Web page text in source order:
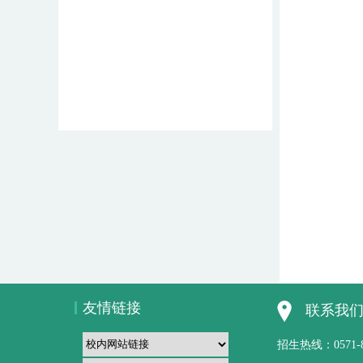
友情链接 联系我们
招生热线：0571-